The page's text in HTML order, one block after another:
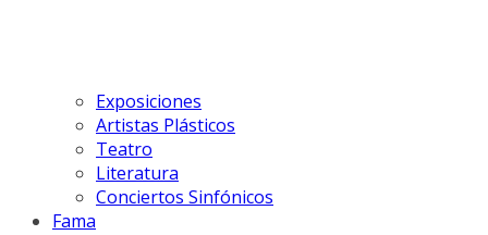
Exposiciones
Artistas Plásticos
Teatro
Literatura
Conciertos Sinfónicos
Fama